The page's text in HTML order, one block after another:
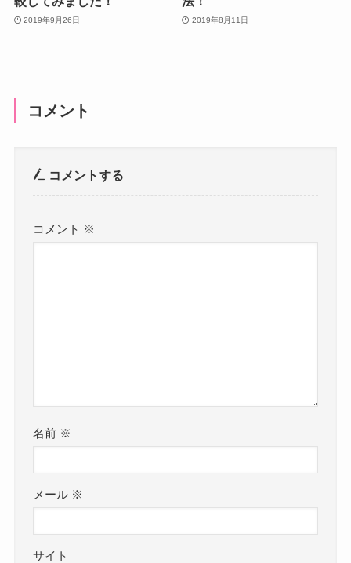
2019年9月26日 2019年8月11日
コメント
コメントする
コメント ※
名前 ※
メール ※
サイト